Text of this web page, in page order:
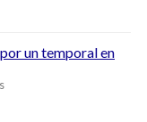
un temporal en